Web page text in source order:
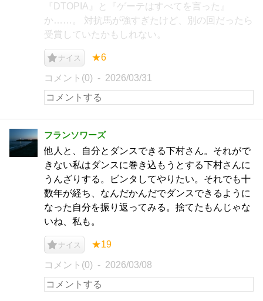
『DTOPIA』と『ゲーテはすべてを言った』
か……。 対抗馬が強すぎたけど、別の回だったら
受賞していたかもしれない。
ナイス ★6
コメント(0) 2026/03/31
フランソワーズ
他人と、自分とダンスできる下村さん。それがで
きない私はダンスに巻き込もうとする下村さんに
うんざりする。ビンタしてやりたい。それでも十
数年が経ち、なんだかんだでダンスできるように
なった自分を振り返ってみる。捨てたもんじゃな
いね、私も。
ナイス ★19
コメント(0) 2026/03/08